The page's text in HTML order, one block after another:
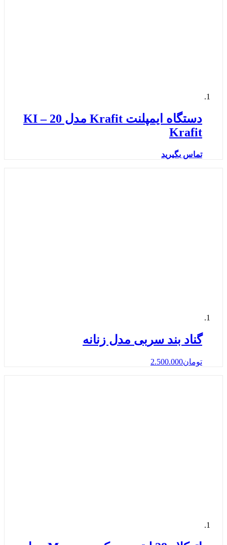
دستگاه ایمپلنت Krafit مدل KI – 20
Krafit
تماس بگیرید
گناد بند سربی مدل زنانه
تومان2.500.000